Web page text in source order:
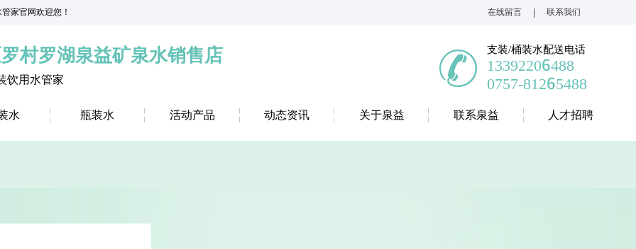
家官网欢迎您！ 在线留言 | 联系我们
村罗湖泉益矿泉水销售店
饮用水管家
支装/桶装水配送电话
13392206488
0757-81265488
水 瓶装水 活动产品 动态资讯 关于泉益 联系泉益 人才招聘